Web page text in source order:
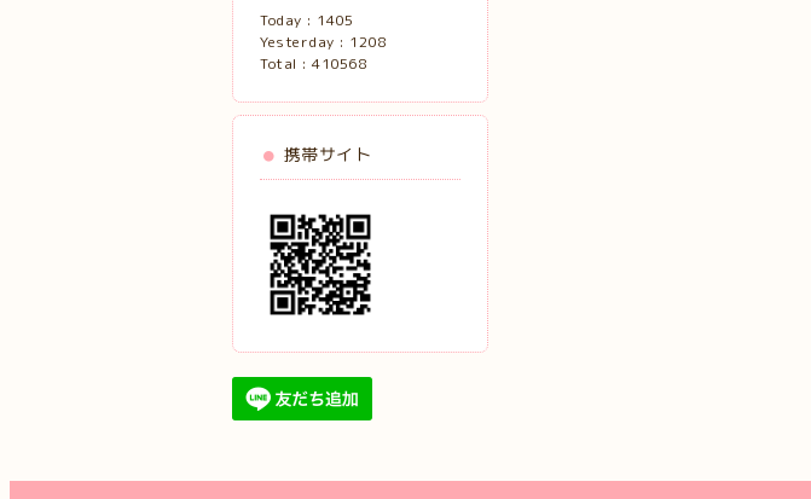
Today : 1405
Yesterday : 1208
Total : 410568
携帯サイト